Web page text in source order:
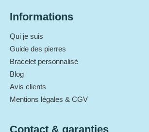
Informations
Qui je suis
Guide des pierres
Bracelet personnalisé
Blog
Avis clients
Mentions légales & CGV
Contact & garanties